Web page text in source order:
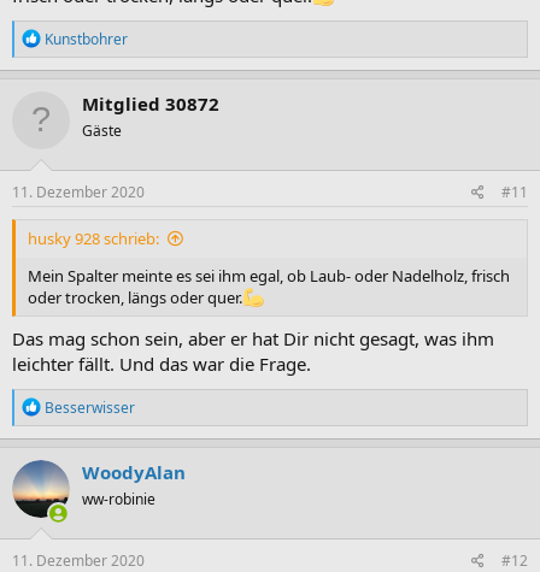
R
e
a
t
n
e
Kunstbohrer
Mitglied 30872
Gäste
11. Dezember 2020 #11
husky 928 schrieb:
Mein Spalter meinte es sei ihm egal, ob Laub- oder Nadelholz, frisch
oder trocken, längs oder quer.
Das mag schon sein, aber er hat Dir nicht gesagt, was ihm
leichter fällt. Und das war die Frage.
R
e
a
k
t
i
o
n
e
Besserwisser
WoodyAlan
ww-robinie
11. Dezember 2020 #12